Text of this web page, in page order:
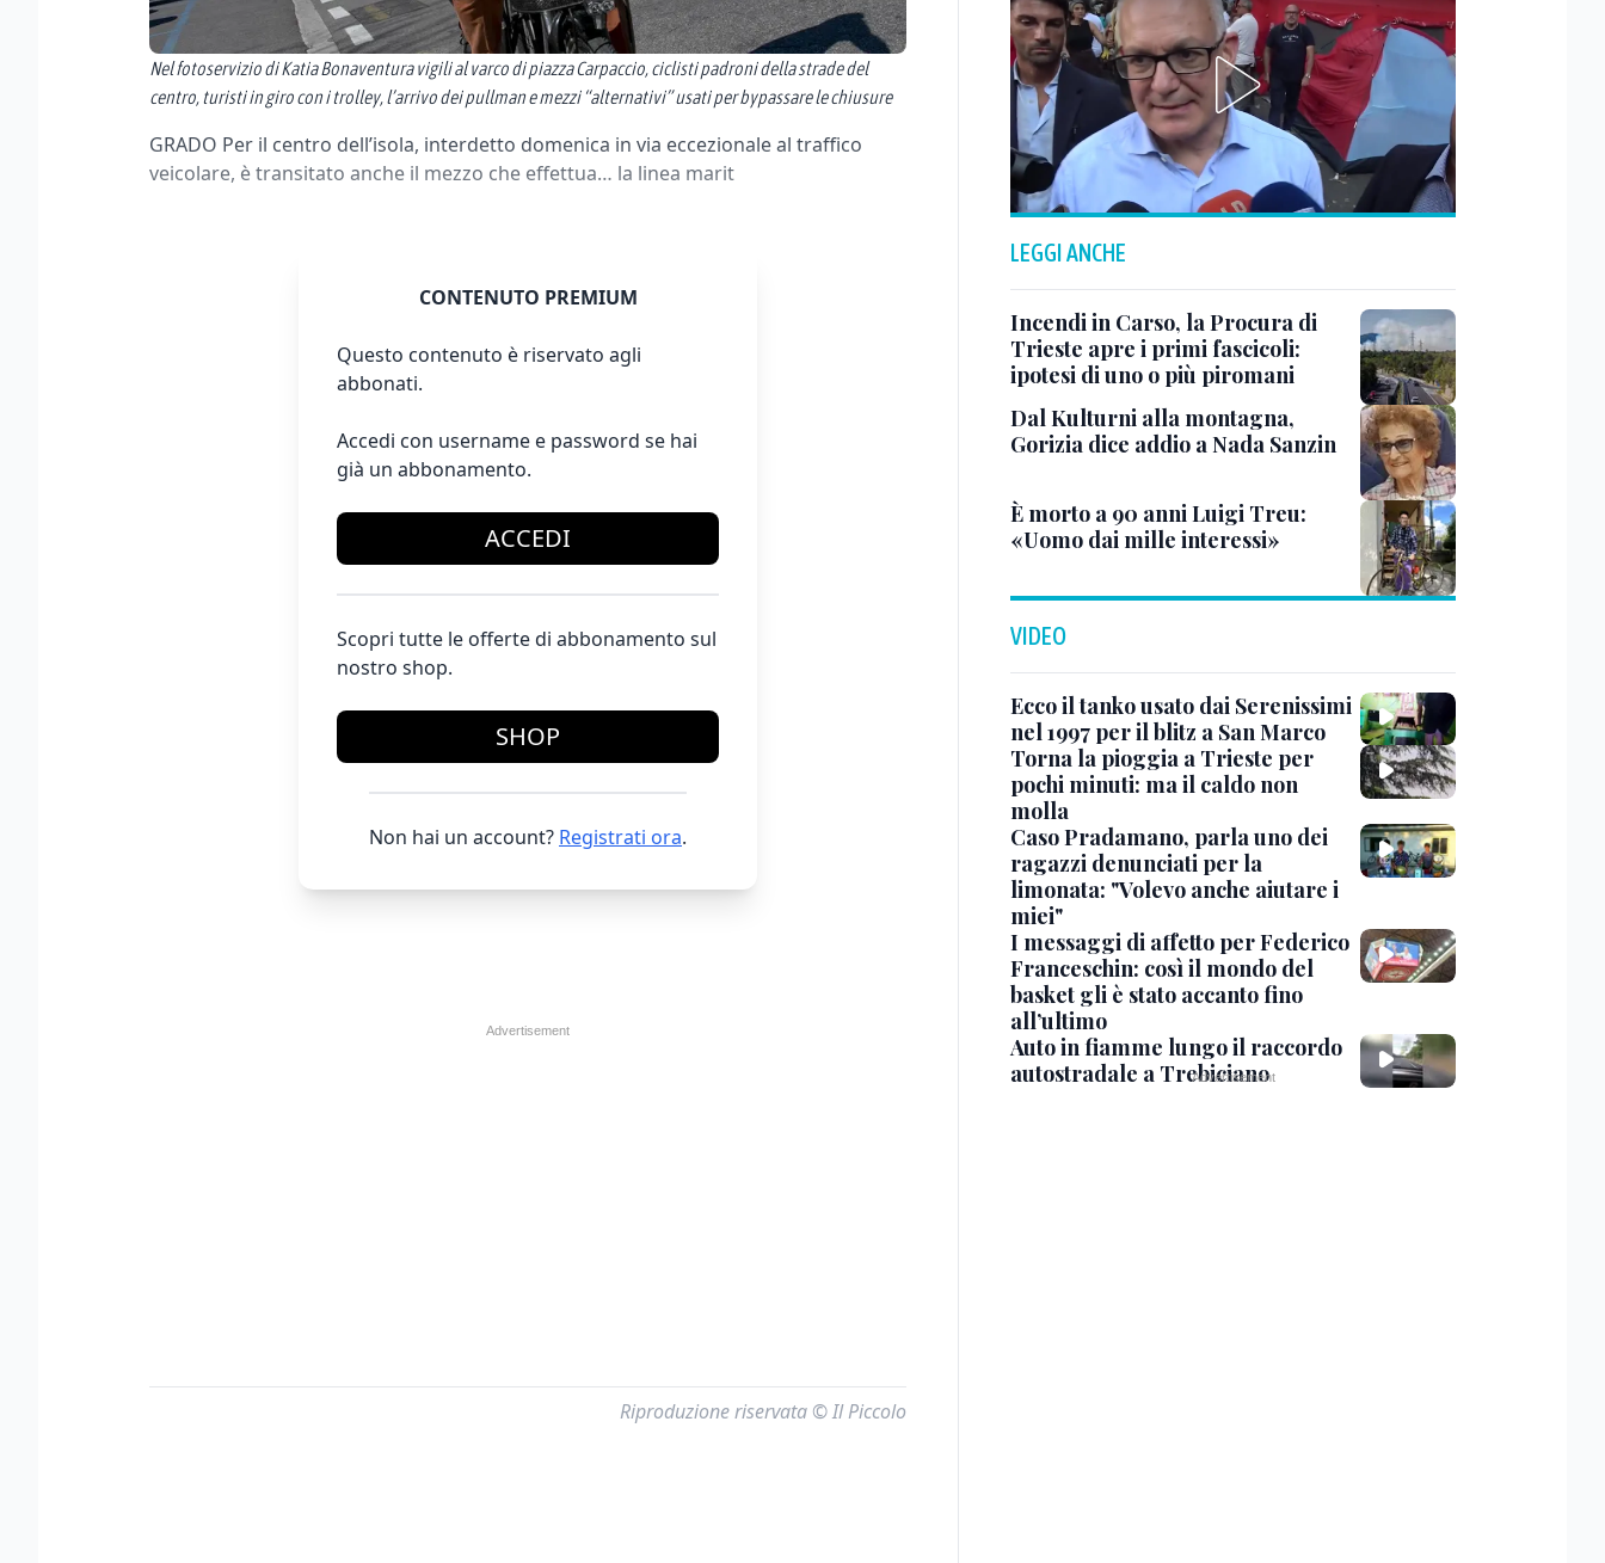
Nel fotoservizio di Katia Bonaventura vigili al varco di piazza Carpaccio, ciclisti padroni della strade del
centro, turisti in giro con i trolley, l’arrivo dei pullman e mezzi “alternativi” usati per bypassare le chiusure
GRADO Per il centro dell’isola, interdetto domenica in via eccezionale al traffico
veicolare, è transitato anche il mezzo che effettua… la linea marit
CONTENUTO PREMIUM
Questo contenuto è riservato agli
abbonati.
Accedi con username e password se hai
già un abbonamento.
ACCEDI
Scopri tutte le offerte di abbonamento sul
nostro shop.
SHOP
Non hai un account? Registrati ora.
Riproduzione riservata © Il Piccolo
LEGGI ANCHE
Incendi in Carso, la Procura di
Trieste apre i primi fascicoli:
ipotesi di uno o più piromani
Dal Kulturni alla montagna,
Gorizia dice addio a Nada Sanzin
È morto a 90 anni Luigi Treu:
«Uomo dai mille interessi»
VIDEO
Ecco il tanko usato dai Serenissimi
nel 1997 per il blitz a San Marco
Torna la pioggia a Trieste per
pochi minuti: ma il caldo non
molla
Caso Pradamano, parla uno dei
ragazzi denunciati per la
limonata: "Volevo anche aiutare i
miei"
I messaggi di affetto per Federico
Franceschin: così il mondo del
basket gli è stato accanto fino
all’ultimo
Auto in fiamme lungo il raccordo
autostradale a Trebiciano